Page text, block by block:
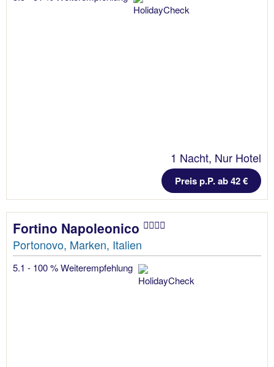
1 Nacht, Nur Hotel
Preis p.P. ab 42 €
Fortino Napoleonico
Portonovo, Marken, Italien
5.1 - 100 % Weiterempfehlung